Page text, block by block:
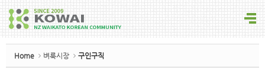
Home 벼룩시장 구인구직
Sketchbook5, 스케치북5